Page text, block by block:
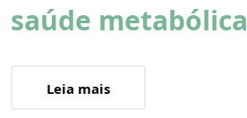
saúde metabólica
Leia mais